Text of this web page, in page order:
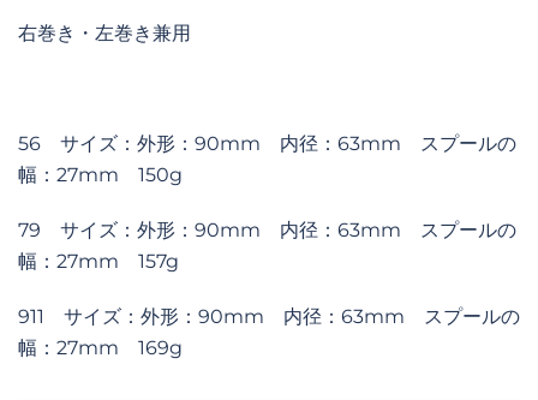
右巻き・左巻き兼用
56 サイズ：外形：90mm 内径：63mm スプールの
幅：27mm 150g
79 サイズ：外形：90mm 内径：63mm スプールの
幅：27mm 157g
911 サイズ：外形：90mm 内径：63mm スプールの
幅：27mm 169g